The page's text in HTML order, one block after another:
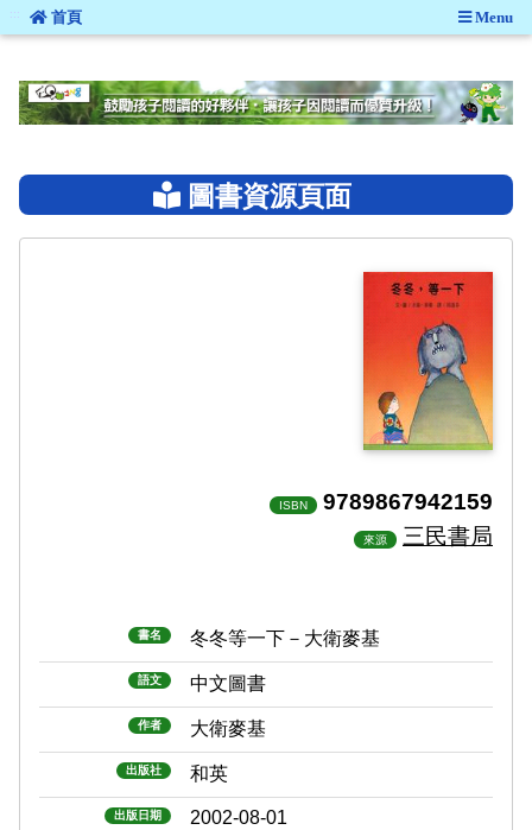
::: 首頁 Menu
圖書資源頁面
ISBN 9789867942159
來源 三民書局
書名 冬冬等一下－大衛麥基
語文 中文圖書
作者 大衛麥基
出版社 和英
出版日期 2002-08-01